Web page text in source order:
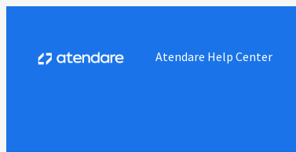
Atendare Help Center